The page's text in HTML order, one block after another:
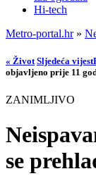
Hi-tech
Metro-portal.hr»
« Život Sljedeća vijest
objavljeno prije 11
ZANIMLJIVO
se